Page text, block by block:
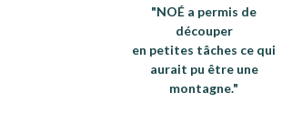
"NOÉ a permis de
découper
en petites tâches ce qui
aurait pu être une
montagne."